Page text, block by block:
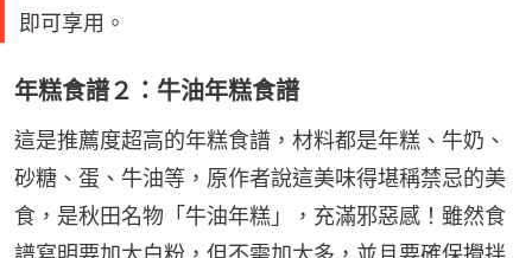
即可享用。
年糕食譜２：牛油年糕食譜
這是推薦度超高的年糕食譜，材料都是年糕、牛奶、
砂糖、蛋、牛油等，原作者說這美味得堪稱禁忌的美
食，是秋田名物「牛油年糕」，充滿邪惡感！雖然食